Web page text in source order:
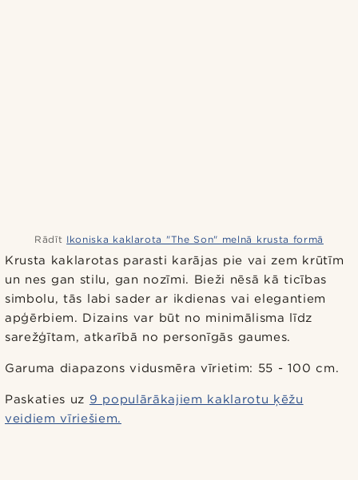
Rādīt Ikoniska kaklarota "The Son" melnā krusta formā
Krusta kaklarotas parasti karājas pie vai zem krūtīm
un nes gan stilu, gan nozīmi. Bieži nēsā kā ticības
simbolu, tās labi sader ar ikdienas vai elegantiem
apģērbiem. Dizains var būt no minimālisma līdz
sarežģītam, atkarībā no personīgās gaumes.
Garuma diapazons vidusmēra vīrietim: 55 - 100 cm.
Paskaties uz 9 populārākajiem kaklarotu ķēžu
veidiem vīriešiem.